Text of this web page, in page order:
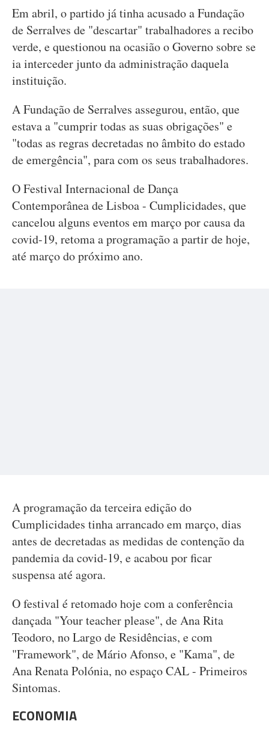
Em abril, o partido já tinha acusado a Fundação
de Serralves de "descartar" trabalhadores a recibo
verde, e questionou na ocasião o Governo sobre se
ia interceder junto da administração daquela
instituição.
A Fundação de Serralves assegurou, então, que
estava a "cumprir todas as suas obrigações" e
"todas as regras decretadas no âmbito do estado
de emergência", para com os seus trabalhadores.
O Festival Internacional de Dança
Contemporânea de Lisboa - Cumplicidades, que
cancelou alguns eventos em março por causa da
covid-19, retoma a programação a partir de hoje,
até março do próximo ano.
A programação da terceira edição do
Cumplicidades tinha arrancado em março, dias
antes de decretadas as medidas de contenção da
pandemia da covid-19, e acabou por ficar
suspensa até agora.
O festival é retomado hoje com a conferência
dançada "Your teacher please", de Ana Rita
Teodoro, no Largo de Residências, e com
"Framework", de Mário Afonso, e "Kama", de
Ana Renata Polónia, no espaço CAL - Primeiros
Sintomas.
ECONOMIA